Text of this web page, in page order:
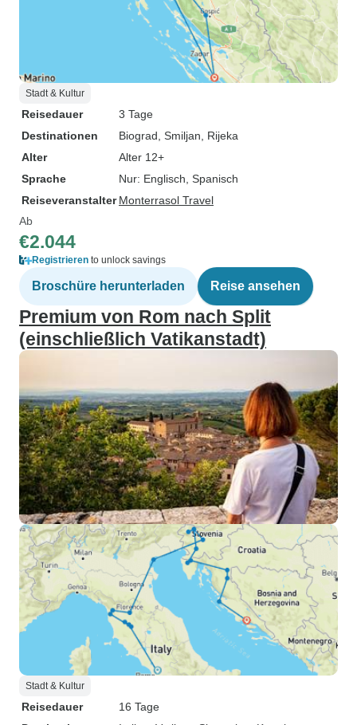
Stadt & Kultur
Reisedauer
3 Tage
Destinationen
Biograd , Smiljan , Rijeka
Alter
Alter 12+
Sprache
Nur: Englisch, Spanisch
Reiseveranstalter Monterrasol Travel
Ab
€2.044
Registrieren to unlock savings
Broschüre herunterladen Reise ansehen
Premium von Rom nach Split
(einschließlich Vatikanstadt)
Stadt & Kultur
Reisedauer
16 Tage